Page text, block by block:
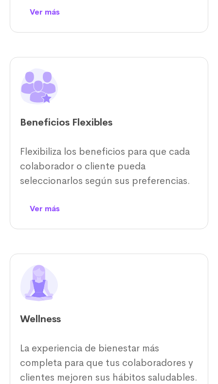
Ver más
Beneficios Flexibles
Flexibiliza los beneficios para que cada
colaborador o cliente pueda
seleccionarlos según sus preferencias.
Ver más
Wellness
La experiencia de bienestar más
completa para que tus colaboradores y
clientes mejoren sus hábitos saludables.